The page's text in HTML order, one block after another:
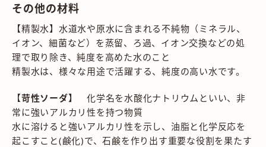
その他の材料
【精製水】水道水や原水に含まれる不純物（ミネラル、
イオン、細菌など）を蒸留、ろ過、イオン交換などの処
理で取り除き、純度を高めた水のこと
精製水は、様々な用途で活躍する、純度の高い水です。
【苛性ソーダ】
化学名を水酸化ナトリウムといい、非
常に強いアルカリ性を持つ物質
水に溶けると強いアルカリ性を示し、油脂と化学反応を
起こすこと(鹸化)で、石鹸を作り出す重要な役割を果たす